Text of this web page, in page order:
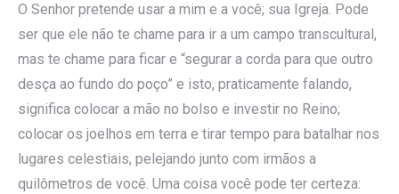
O Senhor pretende usar a mim e a você; sua Igreja. Pode
ser que ele não te chame para ir a um campo transcultural,
mas te chame para ficar e “segurar a corda para que outro
desça ao fundo do poço” e isto, praticamente falando,
significa colocar a mão no bolso e investir no Reino;
colocar os joelhos em terra e tirar tempo para batalhar nos
lugares celestiais, pelejando junto com irmãos a
quilômetros de você. Uma coisa você pode ter certeza: